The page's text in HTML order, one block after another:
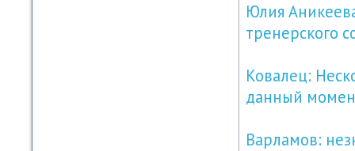
Юлия
тренерского
Ковалец:
данный
Варламов: